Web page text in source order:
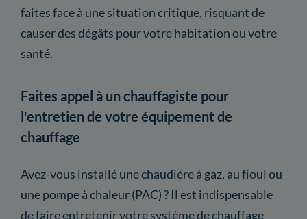
faites face à une situation critique, risquant de
causer des dégâts pour votre habitation ou votre
santé.
Faites appel à un chauffagiste pour
l'entretien de votre équipement de
chauffage
Avez-vous installé une chaudière à gaz, au fioul ou
une pompe à chaleur (PAC) ? Il est indispensable
de faire entretenir votre système de chauffage